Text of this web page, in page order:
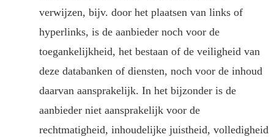
verwijzen, bijv. door het plaatsen van links of
hyperlinks, is de aanbieder noch voor de
toegankelijkheid, het bestaan of de veiligheid van
deze databanken of diensten, noch voor de inhoud
daarvan aansprakelijk. In het bijzonder is de
aanbieder niet aansprakelijk voor de
rechtmatigheid, inhoudelijke juistheid, volledigheid